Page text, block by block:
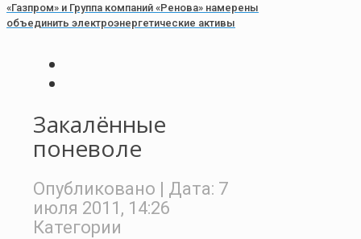
«Газпром» и Группа компаний «Ренова» намерены
объединить электроэнергетические активы
Закалённые
поневоле
Опубликовано | Дата: 7
июля 2011, 14:26
Категории